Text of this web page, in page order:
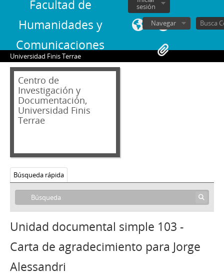
Facultad de
Humanidades y
Comunicaciones
sesión
Navegar
Universidad Finis Terrae
Centro de
Investigación y
Documentación,
Universidad Finis
Terrae
Búsqueda rápida
Unidad documental simple 103 -
Carta de agradecimiento para Jorge
Alessandri
80 - Carta de Jorge Alessandri a Germán Picó Cañas
81 - Carta firmada de José María Eyzaguirre a Jorge Alessandri
83 - Carta de Jorge Alessandri a Álvaro Orrego Barros
84 - Preguntas formuladas a Jorge Alessandri por alumnos del Instituto Nacional
85 - Carta de Germán Picó Cañas a Jorge Alessandri
87 - Carta de Jorge Alessandri a Horacio Hernández A.
88 - Fotocopia de recorte de prensa Discurso en homenaje a Fray Camilo Henriquez
92 - Carta de Jorge Alessandri a Juan Bautista Rossetti Colombino
94 - Carta de Jorge Vega Germain a Jorge Alessandri
95 - Carta de un funcionario [desconocido] de la Municipalidad de Santiago a Jorge Alessandri
96 - Carta firmada de la dirección de la Sociedad Nacional de Agricultura a Jorge Alessandri
98 - Carta de Jorge Alessandri a Eliana San Martín de Astudillo
99 - Carta de María Luisa Menares a Jorge Alessandri
100 - Carta firmada de Werner Ohl Muller a Jorge Alessandri